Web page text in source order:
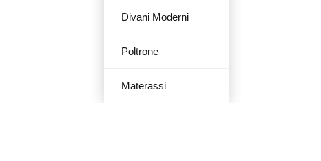
Divani Moderni
Poltrone
Materassi